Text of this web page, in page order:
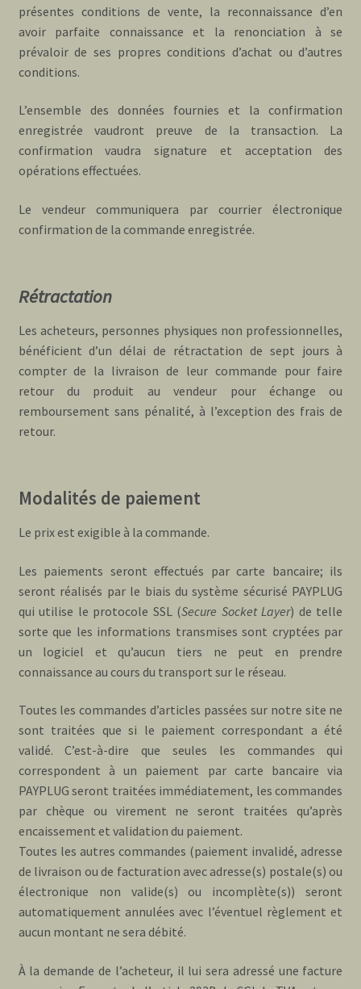
présentes conditions de vente, la reconnaissance d’en
avoir parfaite connaissance et la renonciation à se
prévaloir de ses propres conditions d’achat ou d’autres
conditions.
L’ensemble des données fournies et la confirmation
enregistrée vaudront preuve de la transaction. La
confirmation vaudra signature et acceptation des
opérations effectuées.
Le vendeur communiquera par courrier électronique
confirmation de la commande enregistrée.
Rétractation
Les acheteurs, personnes physiques non professionnelles,
bénéficient d’un délai de rétractation de sept jours à
compter de la livraison de leur commande pour faire
retour du produit au vendeur pour échange ou
remboursement sans pénalité, à l’exception des frais de
retour.
Modalités de paiement
Le prix est exigible à la commande.
Les paiements seront effectués par carte bancaire; ils
seront réalisés par le biais du système sécurisé PAYPLUG
qui utilise le protocole SSL (Secure Socket Layer) de telle
sorte que les informations transmises sont cryptées par
un logiciel et qu’aucun tiers ne peut en prendre
connaissance au cours du transport sur le réseau.
Toutes les commandes d’articles passées sur notre site ne
sont traitées que si le paiement correspondant a été
validé. C’est-à-dire que seules les commandes qui
correspondent à un paiement par carte bancaire via
PAYPLUG seront traitées immédiatement, les commandes
par chèque ou virement ne seront traitées qu’après
encaissement et validation du paiement.
Toutes les autres commandes (paiement invalidé, adresse
de livraison ou de facturation avec adresse(s) postale(s) ou
électronique non valide(s) ou incomplète(s)) seront
automatiquement annulées avec l’éventuel règlement et
aucun montant ne sera débité.
À la demande de l’acheteur, il lui sera adressé une facture